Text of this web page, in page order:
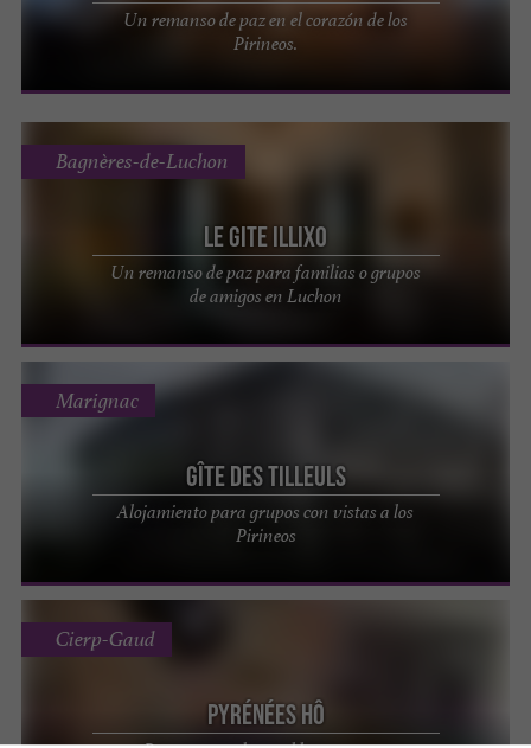
Un remanso de paz en el corazón de los
Pirineos.
Le Gite Illixo
Un remanso de paz para familias o grupos
de amigos en Luchon
Bagnères-de-Luchon
Gîte des Tilleuls
Alojamiento para grupos con vistas a los
Pirineos
Marignac
Pyrénées Hô
Cierp-Gaud